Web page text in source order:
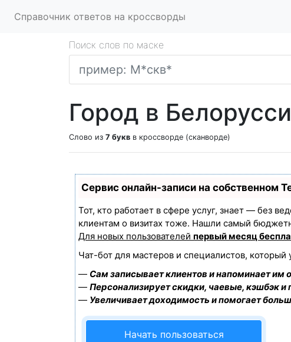
Справочник ответов на кроссворды
Поиск слов по маске
Город в
Слово из 7 букв в кроссворде (сканворде)
Сервис онлайн-записи на собственном
Тот, кто работает в сфере услуг, знает — без
клиентам о визитах тоже. Нашли самый
Для новых пользователей первый месяц
Чат-бот для мастеров и специалистов,
— Сам записывает клиентов и напоминает им
— Персонализирует скидки, чаевые, кэшбэк и
— Увеличивает доходимость и помогает
Начать пользоваться